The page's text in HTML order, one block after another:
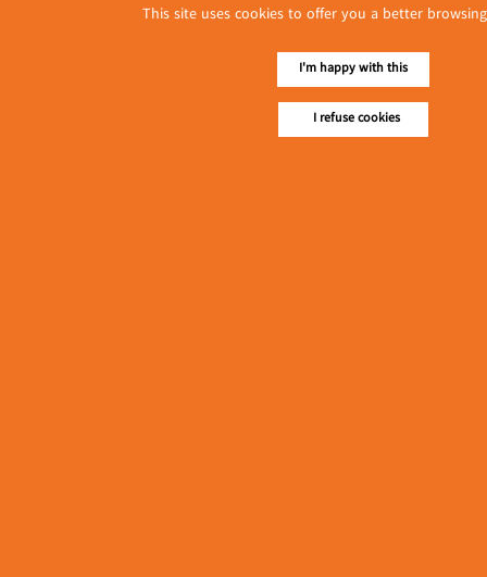
This site uses cookies to offer you a better
I'm happy with this
I refuse cookies